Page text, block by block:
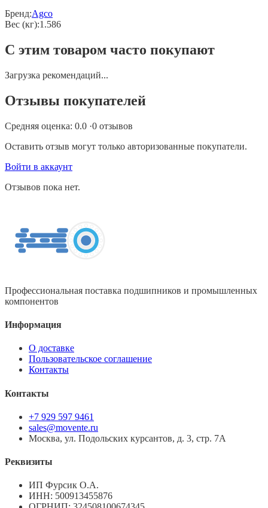
Бренд:Agco
Вес (кг):1.586
С этим товаром часто покупают
Загрузка рекомендаций...
Отзывы покупателей
Средняя оценка: 0.0 ·0 отзывов
Оставить отзыв могут только авторизованные покупатели.
Войти в аккаунт
Отзывов пока нет.
Профессиональная поставка подшипников и промышленных
компонентов
Информация
О доставке
Пользовательское соглашение
Контакты
Контакты
+7 929 597 9461
sales@movente.ru
Москва, ул. Подольских курсантов, д. 3, стр. 7А
Реквизиты
ИП Фурсик О.А.
ИНН: 500913455876